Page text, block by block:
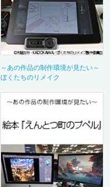
～あの作品の制作環境が見たい～
ぼくたちのリメイク